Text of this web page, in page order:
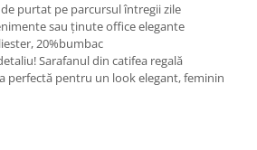
purtat pe parcursul întregii zile
sau ținute office elegante
20%bumbac
Sarafanul din catifea regală
perfectă pentru un look elegant, feminin